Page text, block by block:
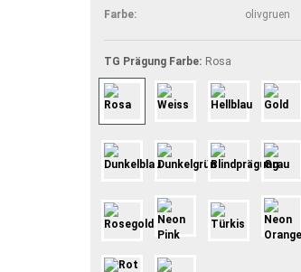
Farbe:
olivgruen
TG Prägung Farbe: Rosa